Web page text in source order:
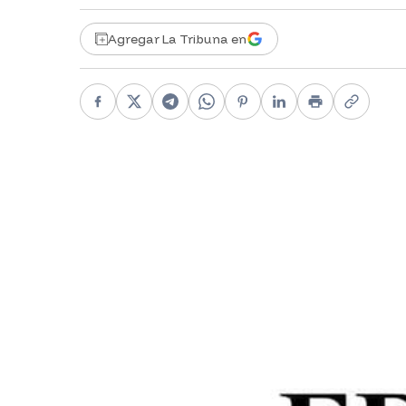
Agregar La Tribuna en
Facebook
X TelegramWhatsApp
PinterestLinkedIn
PrintCopy